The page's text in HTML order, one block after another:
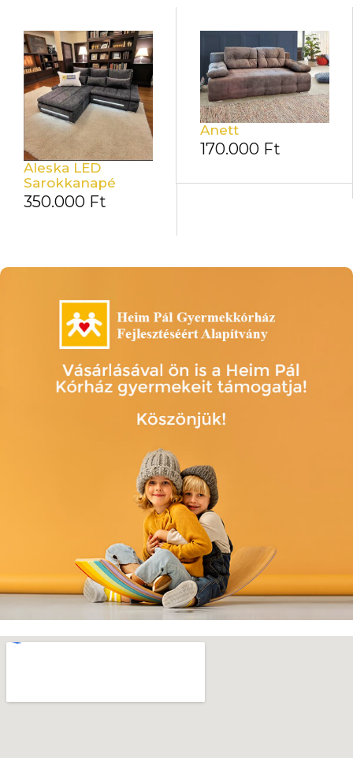
Aleska LED
Sarokkanapé
350.000 Ft
Anett
170.000 Ft